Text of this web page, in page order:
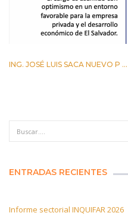
ING. JOSÉ LUIS SACA NUEVO P ...
ENTRADAS RECIENTES
Informe sectorial INQUIFAR 2026